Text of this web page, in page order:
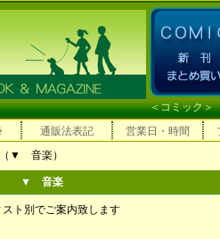
＜コミック
通販法表記 営業日・時間
▼ 音楽）
▼ 音楽
スト別でご案内致します